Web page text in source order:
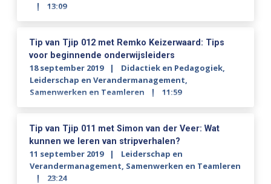
13:09
Tip van Tjip 012 met Remko Keizerwaard: Tips
voor beginnende onderwijsleiders
18 september 2019 Didactiek en Pedagogiek,
Leiderschap en Verandermanagement,
Samenwerken en Teamleren
11:59
Tip van Tjip 011 met Simon van der Veer: Wat
kunnen we leren van stripverhalen?
11 september 2019
Leiderschap en
Verandermanagement, Samenwerken en Teamleren
23:24